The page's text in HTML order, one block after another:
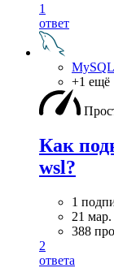
1
ответ
MySQL
+1 ещё
Как
wsl?
1
21 мар.
388
2
ответа